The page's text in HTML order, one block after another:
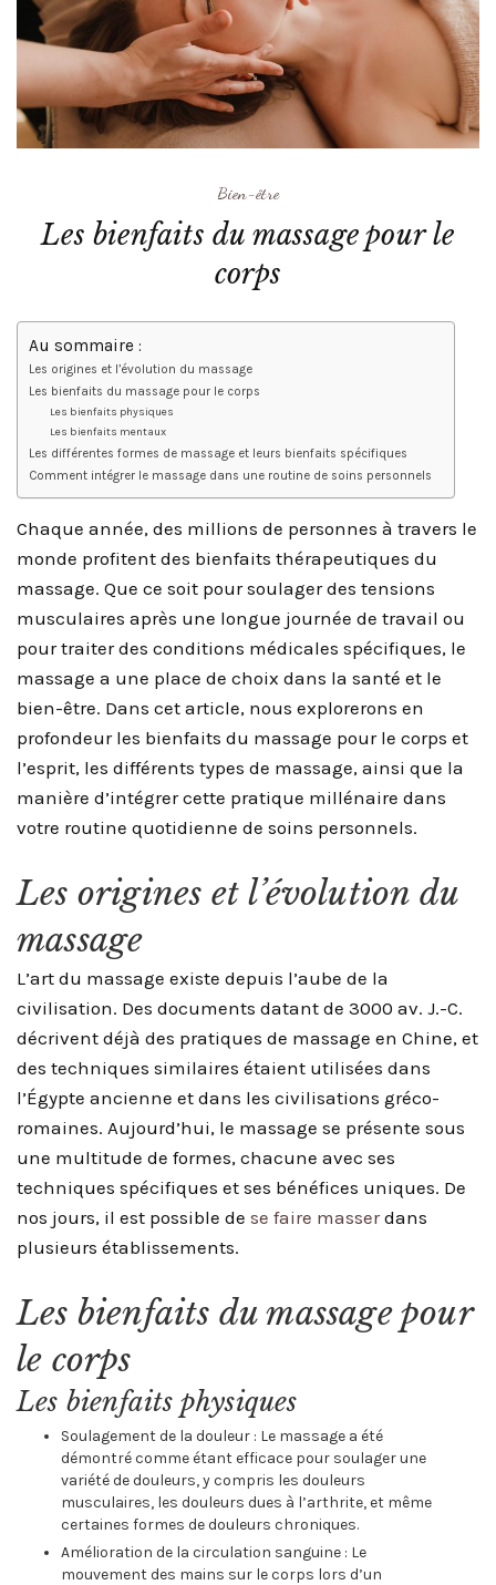
Bien-être
Les bienfaits du massage pour le
corps
Au sommaire :
Les origines et l’évolution du massage
Les bienfaits du massage pour le corps
Les bienfaits physiques
Les bienfaits mentaux
Les différentes formes de massage et leurs bienfaits spécifiques
Comment intégrer le massage dans une routine de soins personnels
Chaque année, des millions de personnes à travers le
monde profitent des bienfaits thérapeutiques du
massage. Que ce soit pour soulager des tensions
musculaires après une longue journée de travail ou
pour traiter des conditions médicales spécifiques, le
massage a une place de choix dans la santé et le
bien-être. Dans cet article, nous explorerons en
profondeur les bienfaits du massage pour le corps et
l’esprit, les différents types de massage, ainsi que la
manière d’intégrer cette pratique millénaire dans
votre routine quotidienne de soins personnels.
Les origines et l’évolution du
massage
L’art du massage existe depuis l’aube de la
civilisation. Des documents datant de 3000 av. J.-C.
décrivent déjà des pratiques de massage en Chine, et
des techniques similaires étaient utilisées dans
l’Égypte ancienne et dans les civilisations gréco-
romaines. Aujourd’hui, le massage se présente sous
une multitude de formes, chacune avec ses
techniques spécifiques et ses bénéfices uniques. De
nos jours, il est possible de se faire masserdans
plusieurs établissements.
Les bienfaits du massage pour
le corps
Les bienfaits physiques
Soulagement de la douleur : Le massage a été
démontré comme étant efficace pour soulager une
variété de douleurs, y compris les douleurs
musculaires, les douleurs dues à l’arthrite, et même
certaines formes de douleurs chroniques.
Amélioration de la circulation sanguine : Le
mouvement des mains sur le corps lors d’un